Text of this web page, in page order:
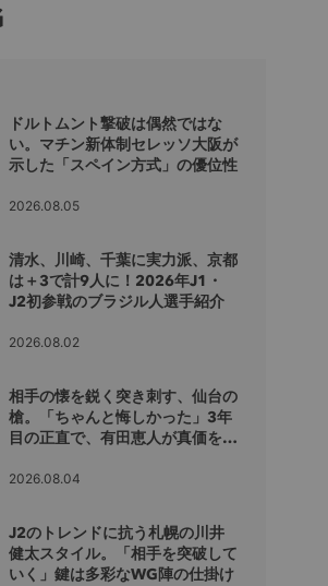
ドルトムント撃破は偶然ではな
い。マチン新体制セレッソ大阪が
示した「スペイン方式」の優位性
2026.08.05
清水、川崎、千葉に実力派、京都
は＋3で計9人に！2026年J1・
J2初参戦のブラジル人選手紹介
2026.08.02
相手の懐を鋭く突き刺す、仙台の
槍。「ちゃんと悔しかった」3年
目の正直で、有田恵人が真価を示
2026.08.04
J2のトレンドに抗う札幌の川井
健太スタイル。「相手を突破して
いく」鍵は多彩なWG陣の仕掛け